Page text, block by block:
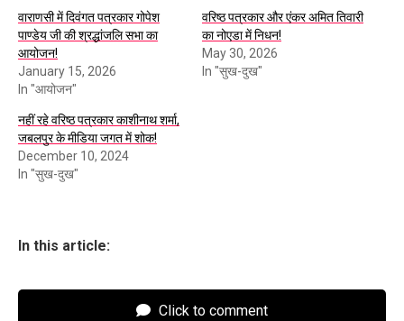
वाराणसी में दिवंगत पत्रकार गोपेश
पाण्डेय जी की श्रद्धांजलि सभा का
आयोजन!
January 15, 2026
In "आयोजन"
वरिष्ठ पत्रकार और एंकर अमित तिवारी
का नोएडा में निधन!
May 30, 2026
In "सुख-दुख"
नहीं रहे वरिष्ठ पत्रकार काशीनाथ शर्मा,
जबलपुर के मीडिया जगत में शोक!
December 10, 2024
In "सुख-दुख"
In this article:
Click to comment